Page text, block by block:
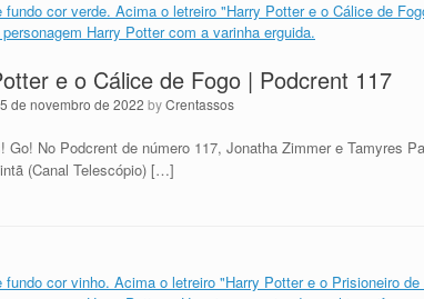
e o Cálice de Fogo | Podcrent 117
de novembro de 2022 byCrentassos
Go! No Podcrent de número 117, Jonatha Zimmer e Tamyres
(Canal Telescópio) […]